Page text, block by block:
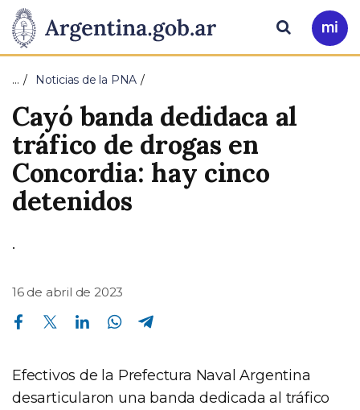
Presidencia
de
la
Nación
Pasar al contenido principal
Ir
a
Buscar
… Noticias de la PNA
Cayó banda dedidaca al
tráfico de drogas en
Concordia: hay cinco
detenidos
.
16 de abril de 2023
Compartir en Facebook Compartir en Twitter Compartir en Linkedin Compartir en Whatsapp
Efectivos de la Prefectura Naval Argentina
desarticularon una banda dedicada al tráfico